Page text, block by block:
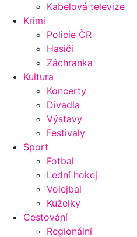
Kabelová televize
Krimi
Policie ČR
Hasiči
Záchranka
Kultura
Koncerty
Divadla
Výstavy
Festivaly
Sport
Fotbal
Lední hokej
Volejbal
Kuželky
Cestování
Regionální